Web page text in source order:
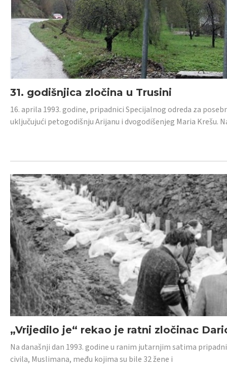
31. godišnjica zločina u Trusini
16. aprila 1993. godine, pripadnici Specijalnog odreda za
uključujući petogodišnju Arijanu i dvogodišenjeg Maria Krešu.
„Vrijedilo je“ rekao je ratni zločinac
Na današnji dan 1993. godine u ranim jutarnjim satima
civila, Muslimana, među kojima su bile 32 žene i